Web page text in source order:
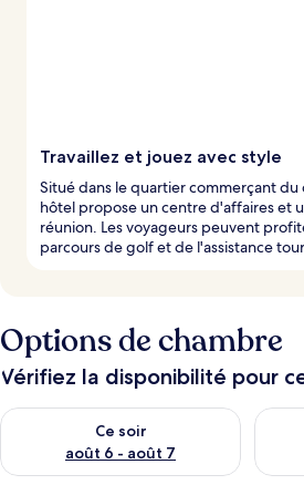
Travaillez et jouez avec style
Situé dans le quartier commerçant
hôtel propose un centre d'affaires et
réunion. Les voyageurs peuvent
parcours de golf et de l'assistance
Options de chambre
Vérifiez la disponibilité pour
Ce soir
août 6 - août 7
Vérifier la disponibilité pour ce soir